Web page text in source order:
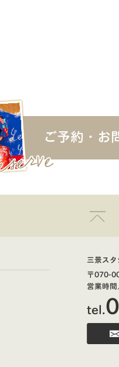
ご予約・お
三景スタ
〒070-
営業時
tel.